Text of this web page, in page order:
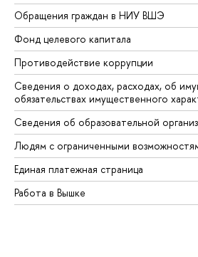
Обращения граждан в НИУ ВШЭ
Фонд целевого капитала
Противодействие коррупции
Сведения о доходах, расходах, об
обязательствах имущественного
Сведения об образовательной
Людям с ограниченными
Единая платежная страница
Работа в Вышке